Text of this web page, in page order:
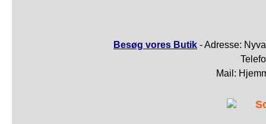
Besøg vores Butik - Adresse:
Mail: